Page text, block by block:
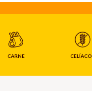
CARNE